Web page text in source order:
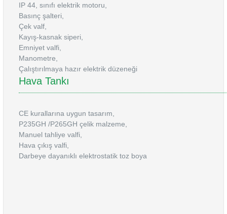
IP 44, sınıfı elektrik motoru,
Basınç şalteri,
Çek valf,
Kayış-kasnak siperi,
Emniyet valfi,
Manometre,
Çalıştırılmaya hazır elektrik düzeneği
Hava Tankı
CE kurallarına uygun tasarım,
P235GH /P265GH çelik malzeme,
Manuel tahliye valfi,
Hava çıkış valfi,
Darbeye dayanıklı elektrostatik toz boya